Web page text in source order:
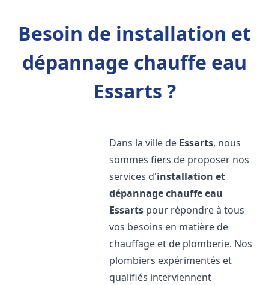
Besoin de installation et
dépannage chauffe eau
Essarts ?
Dans la ville de Essarts, nous
sommes fiers de proposer nos
services d'installation et
dépannage chauffe eau
Essarts pour répondre à tous
vos besoins en matière de
chauffage et de plomberie. Nos
plombiers expérimentés et
qualifiés interviennent